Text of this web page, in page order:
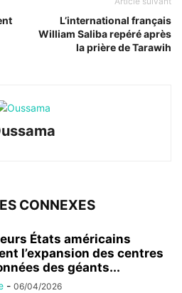
L’international français
William Saliba repéré après
la prière de Tarawih
CONNEXES
États américains
l’expansion des centres
des géants...
- 06/04/2026